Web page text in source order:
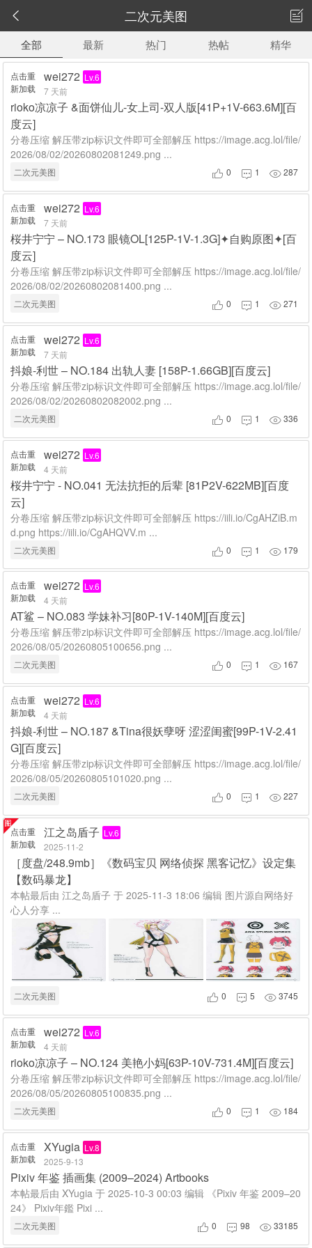
 二次元美图

全部
最新 热门 热帖 精华
点击重
新加载
wei272 Lv.6
7 天前
rioko凉凉子 &面饼仙儿-女上司-双人版[41P+1V-663.6M][百
度云]
分卷压缩 解压带zip标识文件即可全部解压 https://image.acg.lol/file/
2026/08/02/20260802081249.png ...
二次元美图  0  1 287
点击重
新加载
wei272 Lv.6
7 天前
桜井宁宁 – NO.173 眼镜OL[125P-1V-1.3G]✦自购原图✦[百
度云]
分卷压缩 解压带zip标识文件即可全部解压 https://image.acg.lol/file/
2026/08/02/20260802081400.png ...
二次元美图  0  1 271
点击重
新加载
wei272 Lv.6
7 天前
抖娘-利世 – NO.184 出轨人妻 [158P-1.66GB][百度云]
分卷压缩 解压带zip标识文件即可全部解压 https://image.acg.lol/file/
2026/08/02/20260802082002.png ...
二次元美图  0  1 336
点击重
新加载
wei272 Lv.6
4 天前
桜井宁宁 - NO.041 无法抗拒的后辈 [81P2V-622MB][百度
云]
分卷压缩 解压带zip标识文件即可全部解压 https://iili.io/CgAHZiB.m
d.png https://iili.io/CgAHQVV.m ...
二次元美图  0  1  179
点击重
新加载
wei272 Lv.6
4 天前
AT鲨 – NO.083 学妹补习[80P-1V-140M][百度云]
分卷压缩 解压带zip标识文件即可全部解压 https://image.acg.lol/file/
2026/08/05/20260805100656.png ...
二次元美图  0  1  167
点击重
新加载
wei272 Lv.6
4 天前
抖娘-利世 – NO.187 &Tina很妖孽呀 涩涩闺蜜[99P-1V-2.41
G][百度云]
分卷压缩 解压带zip标识文件即可全部解压 https://image.acg.lol/file/
2026/08/05/20260805101020.png ...
二次元美图  0  1 227
点击重
新加载
江之岛盾子 Lv.6
2025-11-2
［度盘/248.9mb］《数码宝贝 网络侦探 黑客记忆》设定集
【数码暴龙】
本帖最后由 江之岛盾子 于 2025-11-3 18:06 编辑 图片源自网络好
心人分享 ...
二次元美图  0  5 3745
点击重
新加载
wei272 Lv.6
4 天前
rioko凉凉子 – NO.124 美艳小妈[63P-10V-731.4M][百度云]
分卷压缩 解压带zip标识文件即可全部解压 https://image.acg.lol/file/
2026/08/05/20260805100835.png ...
二次元美图  0  1  184
点击重
新加载
XYugia Lv.8
2025-9-13
Pixiv 年鉴 插画集 (2009–2024) Artbooks
本帖最后由 XYugia 于 2025-10-3 00:03 编辑 《Pixiv 年鉴 2009–20
24》 Pixiv年鑑 Pixi ...
二次元美图  0  98 33185